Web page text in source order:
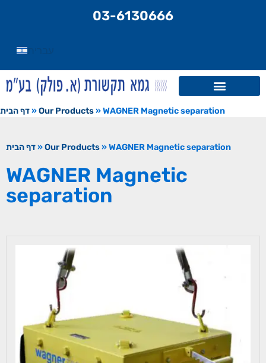
03-6130666
דף הבית»Our Products»WAGNER Magnetic separation
דף הבית»Our Products»WAGNER Magnetic separation
WAGNER Magnetic
separation